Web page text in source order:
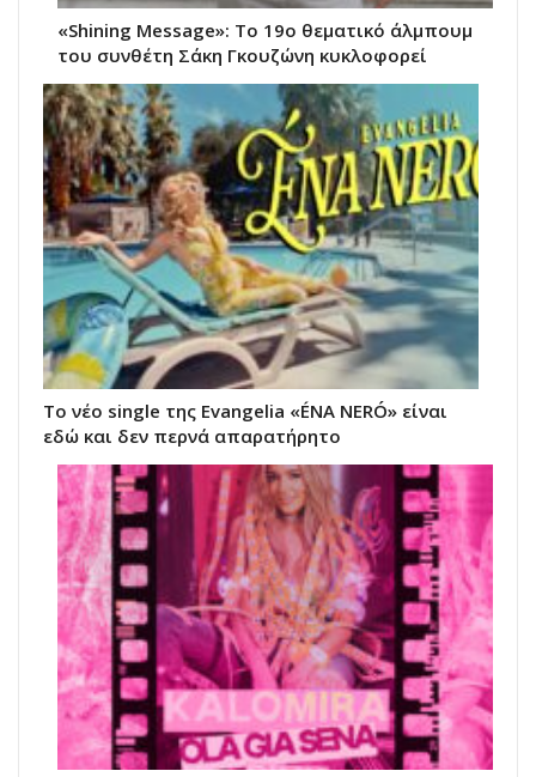
«Shining Message»: Το 19ο θεματικό άλμπουμ
του συνθέτη Σάκη Γκουζώνη κυκλοφορεί
Το νέο single της Evangelia «ÉNA NERÓ» είναι
εδώ και δεν περνά απαρατήρητο